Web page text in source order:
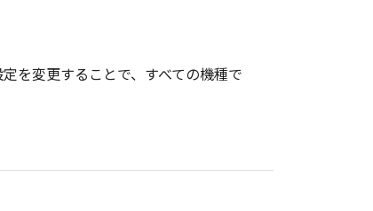
を変更することで、すべての機種で